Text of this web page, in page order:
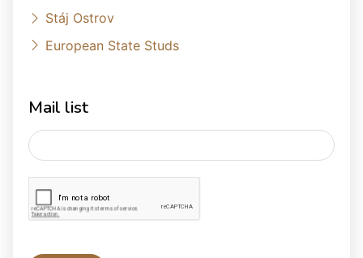
Stáj Ostrov
European State Studs
Mail list